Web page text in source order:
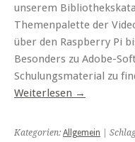
unserem
Themenpalette der
über den Raspberry Pi
Besonders zu Adobe-
Schulungsmaterial zu
Weiterlesen →
Kategorien: Allgemein |